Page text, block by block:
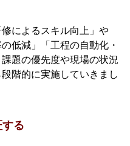
によるスキル向上」や
低減」「工程の自動化・
題の優先度や現場の状況
階的に実施していきまし
する